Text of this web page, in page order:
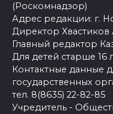
(Роскомнадзор)
Адрес редакции: г.
Директор
Главный редактор
Для детей старше 16
Контактные данные
государственных
тел. 8(8635) 22-82-85
Учредитель -